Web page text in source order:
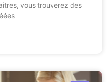
vous trouverez des